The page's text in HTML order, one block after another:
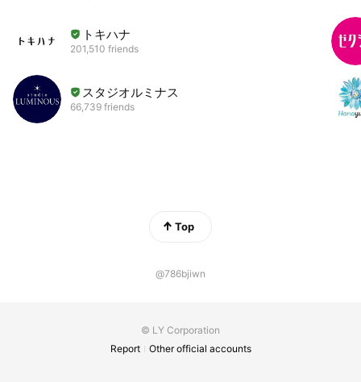
トキハナ
201,510 friends
スタジオルミナス
66,739 friends
Top
@786bjiwn
© LY Corporation
Report
Other official accounts